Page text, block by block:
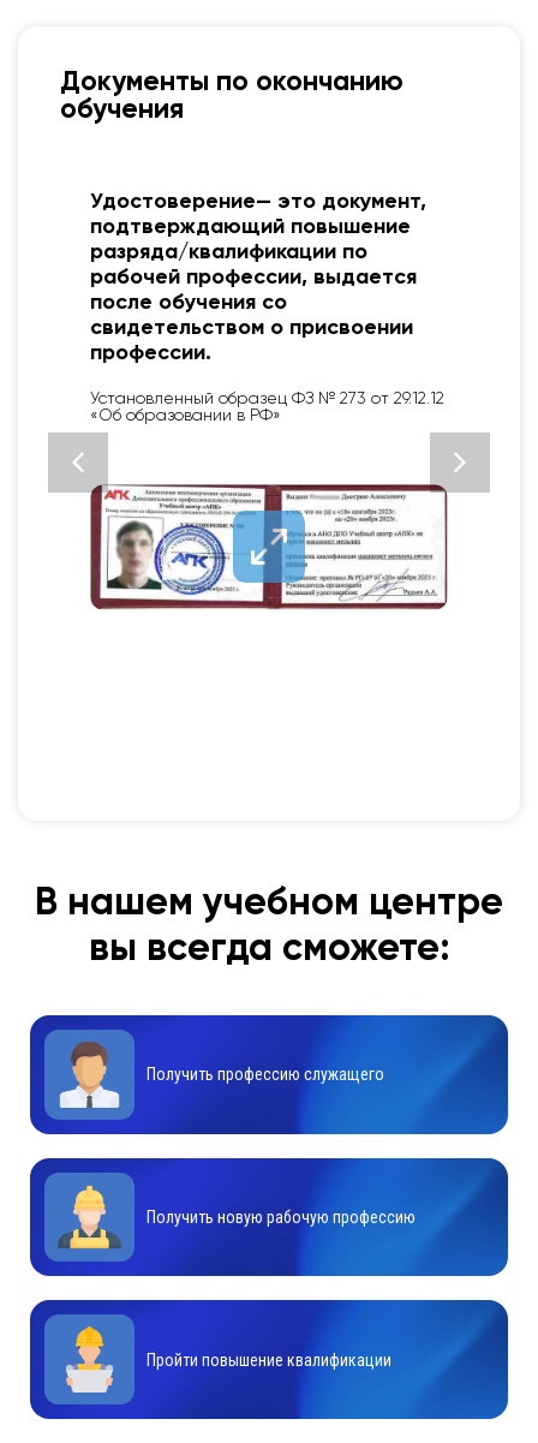
Документы по окончанию
обучения
Свидетельство о профессии
рабочего, должности служащего
выдается после
профессионального обучения и
подтверждает освоение новой
специальности (квалификации).
«Об образовании в РФ»
В нашем учебном центре
вы всегда сможете:
Получить профессию служащего
Получить новую рабочую профессию
Пройти повышение квалификации